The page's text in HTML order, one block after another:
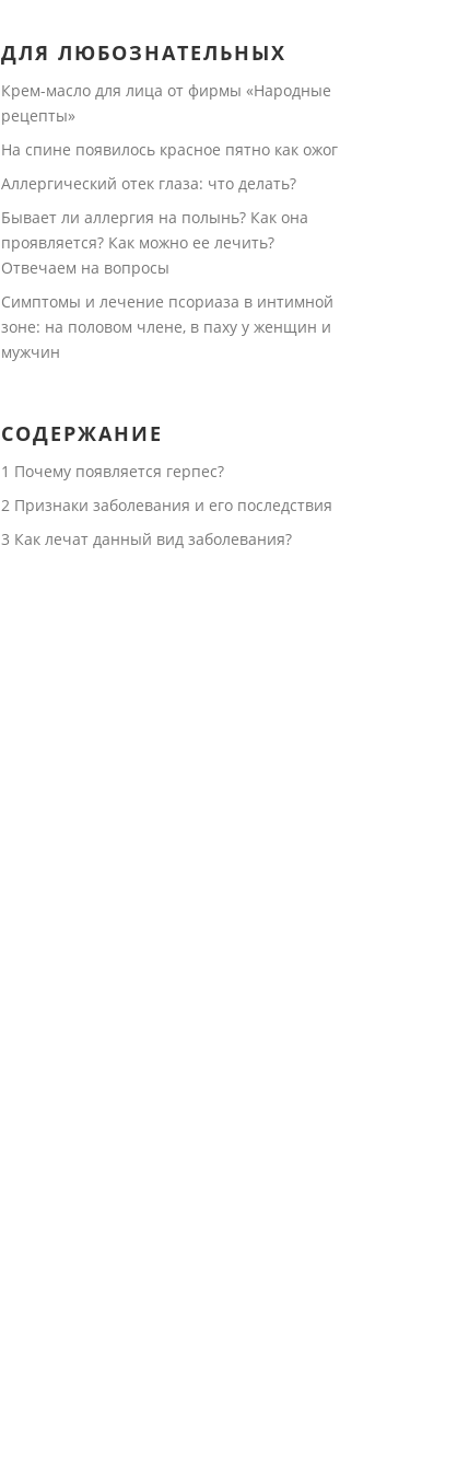
ДЛЯ ЛЮБОЗНАТЕЛЬНЫХ
Крем-масло для лица от фирмы «Народные
рецепты»
На спине появилось красное пятно как ожог
Аллергический отек глаза: что делать?
Бывает ли аллергия на полынь? Как она
проявляется? Как можно ее лечить?
Отвечаем на вопросы
Симптомы и лечение псориаза в интимной
зоне: на половом члене, в паху у женщин и
мужчин
СОДЕРЖАНИЕ
1 Почему появляется герпес?
2Признаки заболевания и его последствия
3 Как лечат данный вид заболевания?